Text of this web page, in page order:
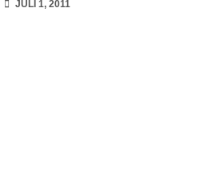
JULI 1, 2011